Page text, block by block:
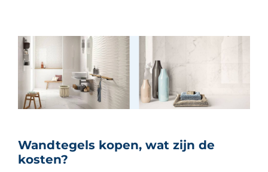
Wandtegels kopen, wat zijn de
kosten?